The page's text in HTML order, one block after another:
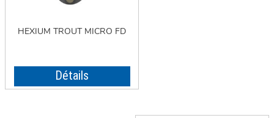
HEXIUM TROUT MICRO FD
Détails